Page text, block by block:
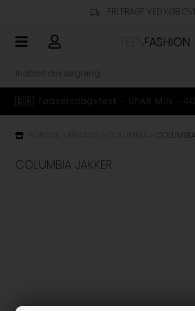
FRI FRAGT VED KØB
🇩🇰 Fødselsdagsfest - SPAR MIN. -
»
COLUMBIA JAKKER